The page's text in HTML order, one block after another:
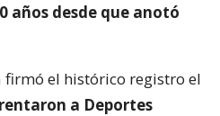
años desde que anotó
firmó el histórico registro el
a Deportes